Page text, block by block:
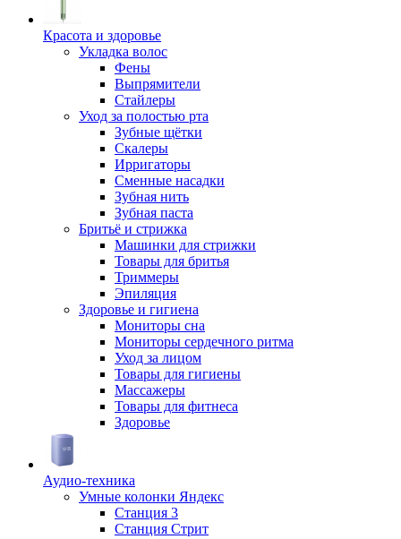
Красота и здоровье
Укладка волос
Фены
Выпрямители
Стайлеры
Уход за полостью рта
Зубные щётки
Скалеры
Ирригаторы
Сменные насадки
Зубная нить
Зубная паста
Бритьё и стрижка
Машинки для стрижки
Товары для бритья
Триммеры
Эпиляция
Здоровье и гигиена
Мониторы сна
Мониторы сердечного ритма
Уход за лицом
Товары для гигиены
Массажеры
Товары для фитнеса
Здоровье
Аудио-техника
Умные колонки Яндекс
Станция 3
Станция Стрит